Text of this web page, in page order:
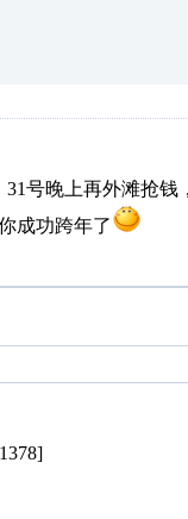
号晚上再外滩抢
成功跨年了